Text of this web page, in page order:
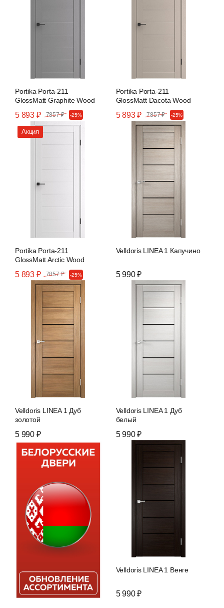
Portika Porta-211
GlossMatt Graphite Wood
5 893 ₽ 7857 ₽ -25%
Portika Porta-211
GlossMatt Dacota Wood
5 893 ₽ 7857 ₽ -25%
Акция
Portika Porta-211
GlossMatt Arctic Wood
5 893 ₽ 7857 ₽ -25%
Velldoris LINEA 1 Капучино
5 990 ₽
Velldoris LINEA 1 Дуб
золотой
5 990 ₽
Velldoris LINEA 1 Дуб
белый
5 990 ₽
Velldoris LINEA 1 Венге
5 990 ₽